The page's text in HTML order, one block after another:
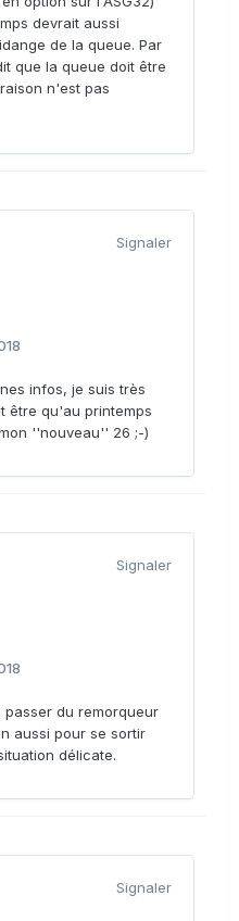
devrait aussi
de la queue. Par
que la queue doit être
n'est pas
Signaler
infos, je suis très
être qu'au printemps
''nouveau'' 26 ;-)
Signaler
du remorqueur
aussi pour se sortir
délicate.
Signaler